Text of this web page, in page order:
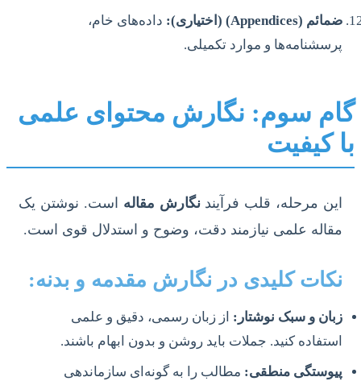
ضمائم (Appendices) (اختیاری):
داده‌های خام،
پرسشنامه‌ها و موارد تکمیلی.
گام سوم: نگارش محتوای علمی
با کیفیت
این مرحله، قلب فرآیندنگارش مقاله است. نوشتن یک
مقاله علمی نیازمند دقت، وضوح و استدلال قوی است.
نکات کلیدی در نگارش مقدمه و بدنه:
زبان و سبک نوشتار: از زبان رسمی، دقیق و علمی
استفاده کنید. جملات باید روشن و بدون ابهام باشند.
پیوستگی منطقی: مطالب را به گونه‌ای سازماندهی